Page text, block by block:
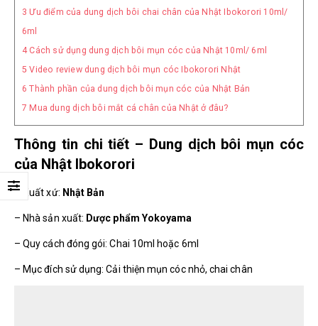
3 Ưu điểm của dung dịch bôi chai chân của Nhật Ibokorori 10ml/
6ml
4Cách sử dụng dung dịch bôi mụn cóc của Nhật 10ml/ 6ml
5 Video review dung dịch bôi mụn cóc Ibokorori Nhật
6 Thành phần của dung dịch bôi mụn cóc của Nhật Bản
7 Mua dung dịch bôi mắt cá chân của Nhật ở đâu?
Thông tin chi tiết – Dung dịch bôi mụn cóc
của Nhật Ibokorori
– Xuất xứ: Nhật Bản
– Nhà sản xuất: Dược phẩm Yokoyama
– Quy cách đóng gói: Chai 10ml hoặc 6ml
– Mục đích sử dụng: Cải thiện mụn cóc nhỏ, chai chân